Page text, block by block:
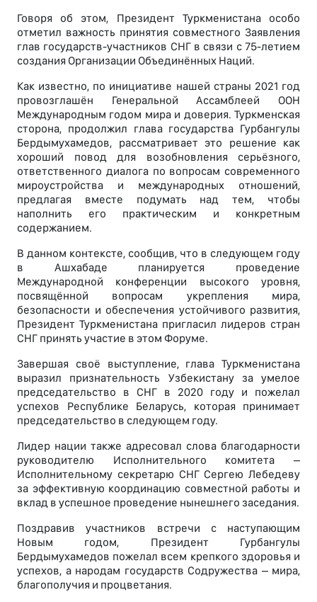
Говоря об этом, Президент Туркменистана особо
отметил важность принятия совместного Заявления
глав государств-участников СНГ в связи с 75-летием
создания Организации Объединённых Наций.
Как известно, по инициативе нашей страны 2021 год
провозглашён Генеральной Ассамблеей ООН
Международным годом мира и доверия. Туркменская
сторона, продолжил глава государства Гурбангулы
Бердымухамедов, рассматривает это решение как
хороший повод для возобновления серьёзного,
ответственного диалога по вопросам современного
мироустройства и международных отношений,
предлагая вместе подумать над тем, чтобы
наполнить его практическим и конкретным
содержанием.
В данном контексте, сообщив, что в следующем году
в Ашхабаде планируется проведение
Международной конференции высокого уровня,
посвящённой вопросам укрепления мира,
безопасности и обеспечения устойчивого развития,
Президент Туркменистана пригласил лидеров стран
СНГ принять участие в этом Форуме.
Завершая своё выступление, глава Туркменистана
выразил признательность Узбекистану за умелое
председательство в СНГ в 2020 году и пожелал
успехов Республике Беларусь, которая принимает
председательство в следующем году.
Лидер нации также адресовал слова благодарности
руководителю Исполнительного комитета –
Исполнительному секретарю СНГ Сергею Лебедеву
за эффективную координацию совместной работы и
вклад в успешное проведение нынешнего заседания.
Поздравив участников встречи с наступающим
Новым годом, Президент Гурбангулы
Бердымухамедов пожелал всем крепкого здоровья и
успехов, а народам государств Содружества – мира,
благополучия и процветания.